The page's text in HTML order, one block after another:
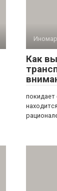
Как
покидает